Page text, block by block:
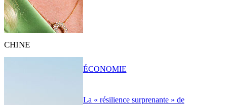
CHINE
La « résilience surprenante » de
ÉCONOMIE